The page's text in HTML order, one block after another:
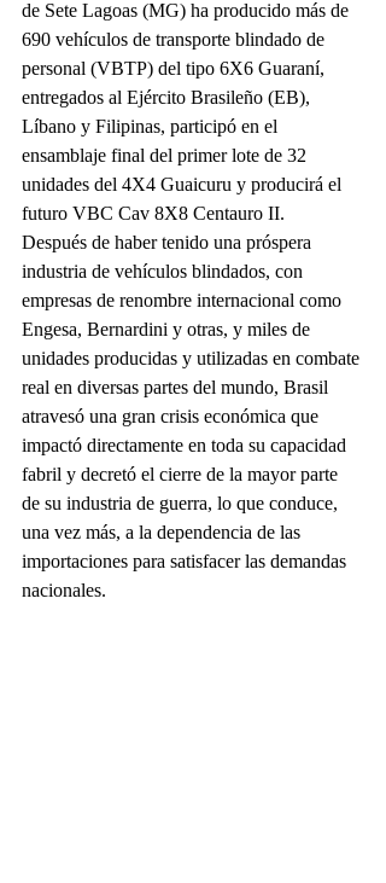
de Sete Lagoas (MG) ha producido más de
690 vehículos de transporte blindado de
personal (VBTP) del tipo 6X6 Guaraní,
entregados al Ejército Brasileño (EB),
Líbano y Filipinas, participó en el
ensamblaje final del primer lote de 32
unidades del 4X4 Guaicuru y producirá el
futuro VBC Cav 8X8 Centauro II.
Después de haber tenido una próspera
industria de vehículos blindados, con
empresas de renombre internacional como
Engesa, Bernardini y otras, y miles de
unidades producidas y utilizadas en combate
real en diversas partes del mundo, Brasil
atravesó una gran crisis económica que
impactó directamente en toda su capacidad
fabril y decretó el cierre de la mayor parte
de su industria de guerra, lo que conduce,
una vez más, a la dependencia de las
importaciones para satisfacer las demandas
nacionales.